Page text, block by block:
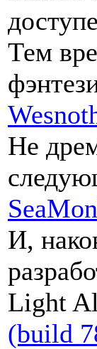
Тем
Не
И,
Light
(build